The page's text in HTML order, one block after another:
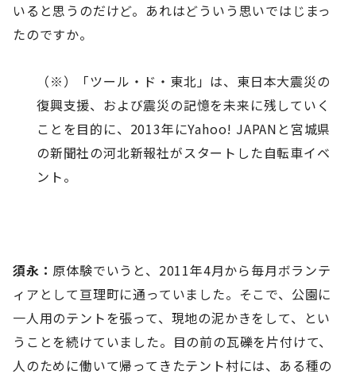
いると思うのだけど。あれはどういう思いではじまっ
たのですか。
（※）「ツール・ド・東北」は、東日本大震災の
復興支援、および震災の記憶を未来に残していく
ことを目的に、2013年にYahoo! JAPANと宮城県
の新聞社の河北新報社がスタートした自転車イベ
ント。
須永： 原体験でいうと、2011年4月から毎月ボランテ
ィアとして亘理町に通っていました。そこで、公園に
一人用のテントを張って、現地の泥かきをして、とい
うことを続けていました。目の前の瓦礫を片付けて、
人のために働いて帰ってきたテント村には、ある種の